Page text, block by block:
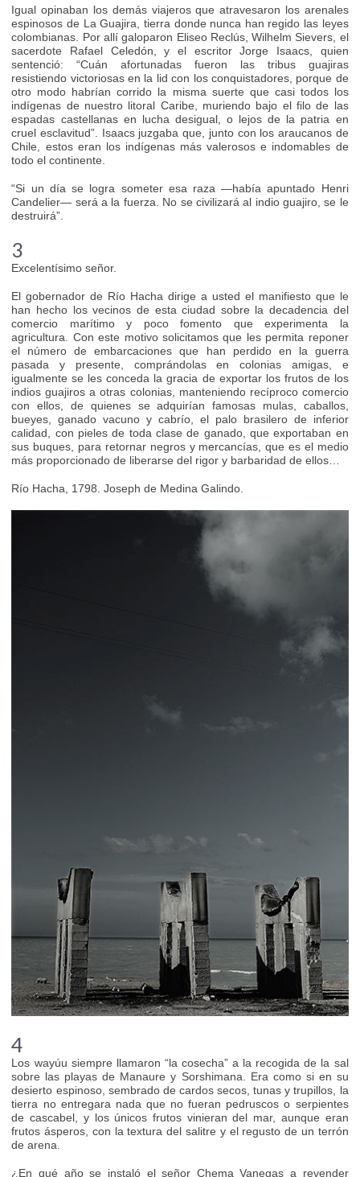
Igual opinaban los demás viajeros que atravesaron los arenales
espinosos de La Guajira, tierra donde nunca han regido las leyes
colombianas. Por allí galoparon Eliseo Reclús, Wilhelm Sievers, el
sacerdote Rafael Celedón, y el escritor Jorge Isaacs, quien
sentenció: “Cuán afortunadas fueron las tribus guajiras
resistiendo victoriosas en la lid con los conquistadores, porque de
otro modo habrían corrido la misma suerte que casi todos los
indígenas de nuestro litoral Caribe, muriendo bajo el filo de las
espadas castellanas en lucha desigual, o lejos de la patria en
cruel esclavitud”. Isaacs juzgaba que, junto con los araucanos de
Chile, estos eran los indígenas más valerosos e indomables de
todo el continente.
“Si un día se logra someter esa raza —había apuntado Henri
Candelier— será a la fuerza. No se civilizará al indio guajiro, se le
destruirá”.
3
Excelentísimo señor.
El gobernador de Río Hacha dirige a usted el manifiesto que le
han hecho los vecinos de esta ciudad sobre la decadencia del
comercio marítimo y poco fomento que experimenta la
agricultura. Con este motivo solicitamos que les permita reponer
el número de embarcaciones que han perdido en la guerra
pasada y presente, comprándolas en colonias amigas, e
igualmente se les conceda la gracia de exportar los frutos de los
indios guajiros a otras colonias, manteniendo recíproco comercio
con ellos, de quienes se adquirían famosas mulas, caballos,
bueyes, ganado vacuno y cabrío, el palo brasilero de inferior
calidad, con pieles de toda clase de ganado, que exportaban en
sus buques, para retornar negros y mercancías, que es el medio
más proporcionado de liberarse del rigor y barbaridad de ellos…
Río Hacha, 1798. Joseph de Medina Galindo.
4
Los wayúu siempre llamaron “la cosecha” a la recogida de la sal
sobre las playas de Manaure y Sorshimana. Era como si en su
desierto espinoso, sembrado de cardos secos, tunas y trupillos, la
tierra no entregara nada que no fueran pedruscos o serpientes
de cascabel, y los únicos frutos vinieran del mar, aunque eran
frutos ásperos, con la textura del salitre y el regusto de un terrón
de arena.
¿En qué año se instaló el señor Chema Vanegas a revender